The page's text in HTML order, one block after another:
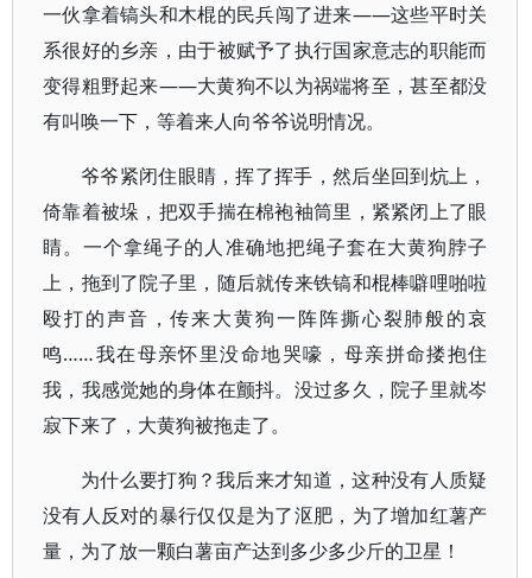
一伙拿着镐头和木棍的民兵闯了进来——这些平时关
系很好的乡亲，由于被赋予了执行国家意志的职能而
变得粗野起来——大黄狗不以为祸端将至，甚至都没
有叫唤一下，等着来人向爷爷说明情况。
爷爷紧闭住眼睛，挥了挥手，然后坐回到炕上，
倚靠着被垛，把双手揣在棉袍袖筒里，紧紧闭上了眼
睛。一个拿绳子的人准确地把绳子套在大黄狗脖子
上，拖到了院子里，随后就传来铁镐和棍棒噼哩啪啦
殴打的声音，传来大黄狗一阵阵撕心裂肺般的哀
鸣……我在母亲怀里没命地哭嚎，母亲拼命搂抱住
我，我感觉她的身体在颤抖。没过多久，院子里就岑
寂下来了，大黄狗被拖走了。
为什么要打狗？我后来才知道，这种没有人质疑
没有人反对的暴行仅仅是为了沤肥，为了增加红薯产
量，为了放一颗白薯亩产达到多少多少斤的卫星！